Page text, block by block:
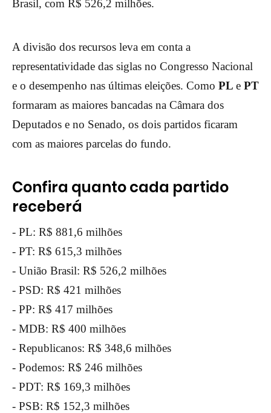
Brasil, com R$ 526,2 milhões.
A divisão dos recursos leva em conta a
representatividade das siglas no Congresso Nacional
e o desempenho nas últimas eleições. Como PL e PT
formaram as maiores bancadas na Câmara dos
Deputados e no Senado, os dois partidos ficaram
com as maiores parcelas do fundo.
Confira quanto cada partido
receberá
- PL: R$ 881,6 milhões
- PT: R$ 615,3 milhões
- União Brasil: R$ 526,2 milhões
- PSD: R$ 421 milhões
- PP: R$ 417 milhões
- MDB: R$ 400 milhões
- Republicanos: R$ 348,6 milhões
- Podemos: R$ 246 milhões
- PDT: R$ 169,3 milhões
- PSB: R$ 152,3 milhões